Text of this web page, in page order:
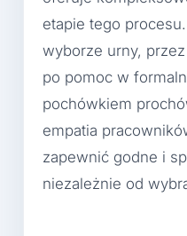
etapie tego
wyborze urny,
po pomoc w
pochówkiem
empatia
zapewnić godne i
niezależnie od